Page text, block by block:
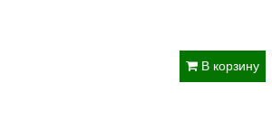
В корзину